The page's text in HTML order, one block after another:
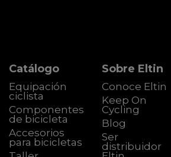
Catálogo
Equipación
ciclista
Componentes
de bicicleta
Accesorios
para bicicletas
Sobre Eltin
Conoce Eltin
Keep On
Cycling
Blog
Ser
distribuidor